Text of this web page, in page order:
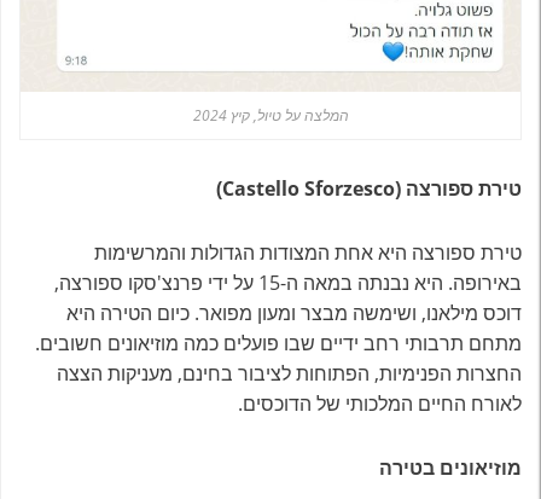
המלצה על טיול, קיץ 2024
טירת ספורצה (Castello Sforzesco)
טירת ספורצה היא אחת המצודות הגדולות והמרשימות
באירופה. היא נבנתה במאה ה-15 על ידי פרנצ'סקו ספורצה,
דוכס מילאנו, ושימשה מבצר ומעון מפואר. כיום הטירה היא
מתחם תרבותי רחב ידיים שבו פועלים כמה מוזיאונים חשובים.
החצרות הפנימיות, הפתוחות לציבור בחינם, מעניקות הצצה
לאורח החיים המלכותי של הדוכסים.
מוזיאונים בטירה